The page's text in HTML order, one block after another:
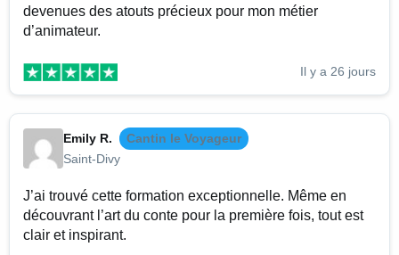
devenues des atouts précieux pour mon métier
d’animateur.
Il y a 26 jours
Emily R.
Cantin le Voyageur
Saint-Divy
J’ai trouvé cette formation exceptionnelle. Même en
découvrant l’art du conte pour la première fois, tout est
clair et inspirant.